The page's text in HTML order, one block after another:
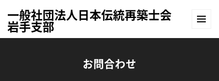
一般社団法人日本伝統再築士会
岩手支部
お問合わせ